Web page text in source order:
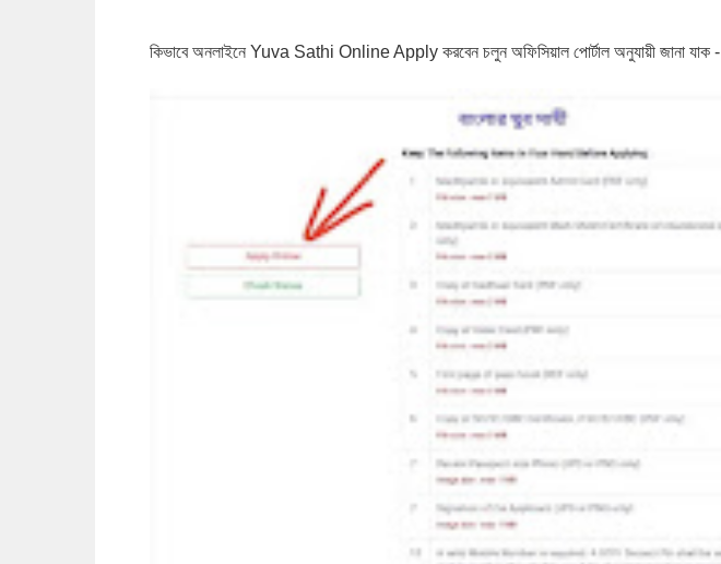
কিভাবে অনলাইনে Yuva Sathi Online Apply করবেন চলুন অফিসিয়াল পোর্টাল অনুযায়ী জানা যাক -